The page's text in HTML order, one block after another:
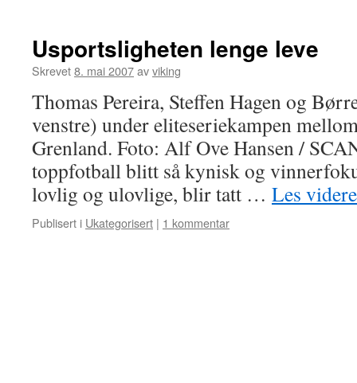
Usportsligheten lenge leve
Skrevet8. mai 2007avviking
Thomas Pereira, Steffen Hagen og
venstre) under eliteseriekampen
Grenland. Foto: Alf Ove Hansen /
toppfotball blitt så kynisk og
lovlig og ulovlige, blir tatt … Les
Publisert i Ukategorisert | 1 kommentar